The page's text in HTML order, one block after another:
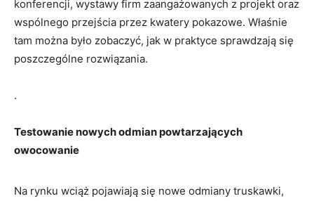
konferencji, wystawy firm zaangażowanych z projekt oraz
wspólnego przejścia przez kwatery pokazowe. Właśnie
tam można było zobaczyć, jak w praktyce sprawdzają się
poszczególne rozwiązania.
.
Testowanie nowych odmian powtarzających
owocowanie
Na rynku wciąż pojawiają się nowe odmiany truskawki,